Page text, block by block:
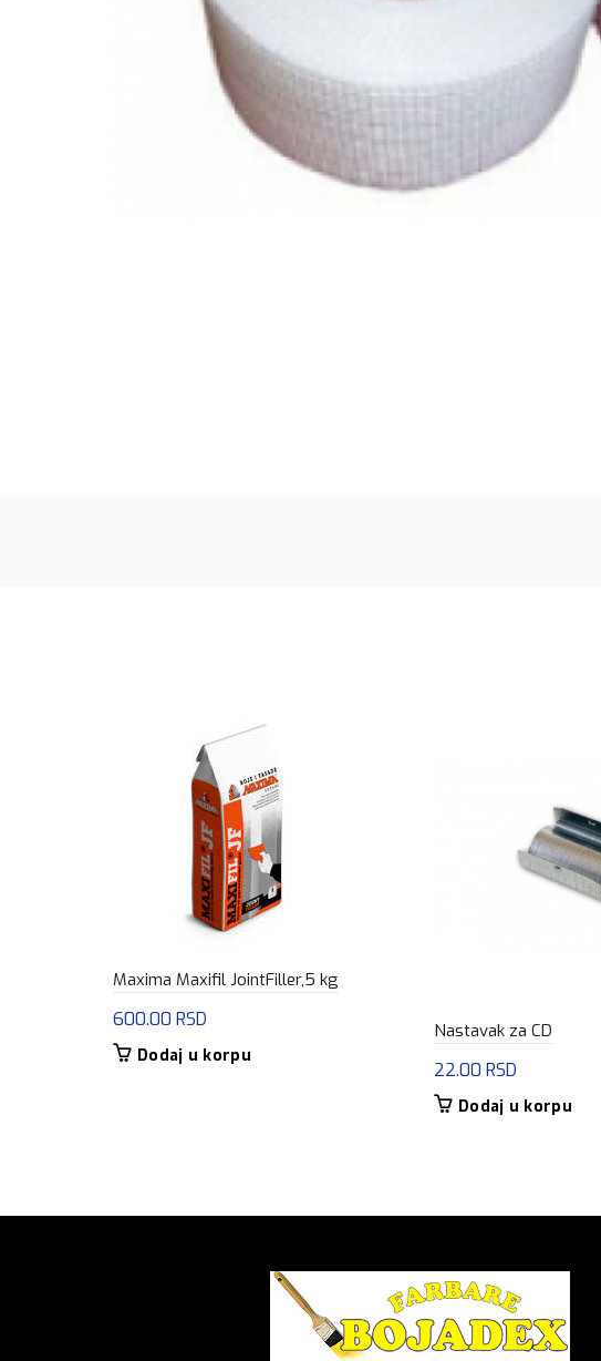
Maxima Maxifil JointFiller,5 kg
600.00 RSD
Dodaj u korpu
Nastavak za CD
22.00 RSD
Dodaj u korpu